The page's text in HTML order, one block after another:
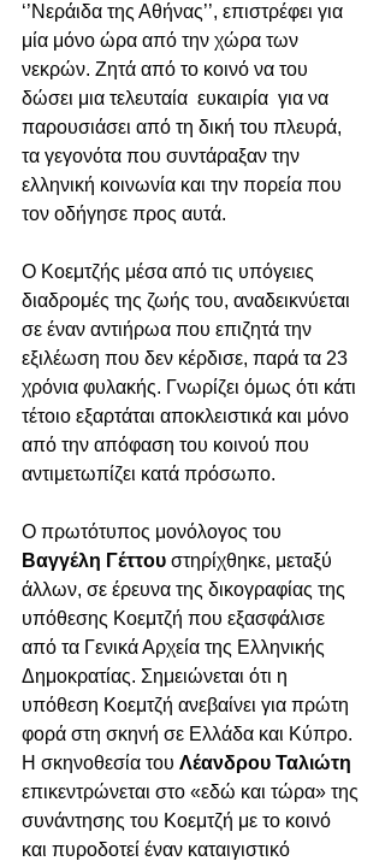
‘’Νεράιδα της Αθήνας’’, επιστρέφει για
μία μόνο ώρα από την χώρα των
νεκρών. Ζητά από το κοινό να του
δώσει μια τελευταία  ευκαιρία  για να
παρουσιάσει από τη δική του πλευρά,
τα γεγονότα που συντάραξαν την
ελληνική κοινωνία και την πορεία που
τον οδήγησε προς αυτά.
Ο Κοεμτζής μέσα από τις υπόγειες
διαδρομές της ζωής του, αναδεικνύεται
σε έναν αντιήρωα που επιζητά την
εξιλέωση που δεν κέρδισε, παρά τα 23
χρόνια φυλακής. Γνωρίζει όμως ότι κάτι
τέτοιο εξαρτάται αποκλειστικά και μόνο
από την απόφαση του κοινού που
αντιμετωπίζει κατά πρόσωπο.
Ο πρωτότυπος μονόλογος του
Βαγγέλη Γέττου στηρίχθηκε, μεταξύ
άλλων, σε έρευνα της δικογραφίας της
υπόθεσης Κοεμτζή που εξασφάλισε
από τα Γενικά Αρχεία της Ελληνικής
Δημοκρατίας. Σημειώνεται ότι η
υπόθεση Κοεμτζή ανεβαίνει για πρώτη
φορά στη σκηνή σε Ελλάδα και Κύπρο.
Η σκηνοθεσία του Λέανδρου Ταλιώτη
επικεντρώνεται στο «εδώ και τώρα» της
συνάντησης του Κοεμτζή με το κοινό
και πυροδοτεί έναν καταιγιστικό